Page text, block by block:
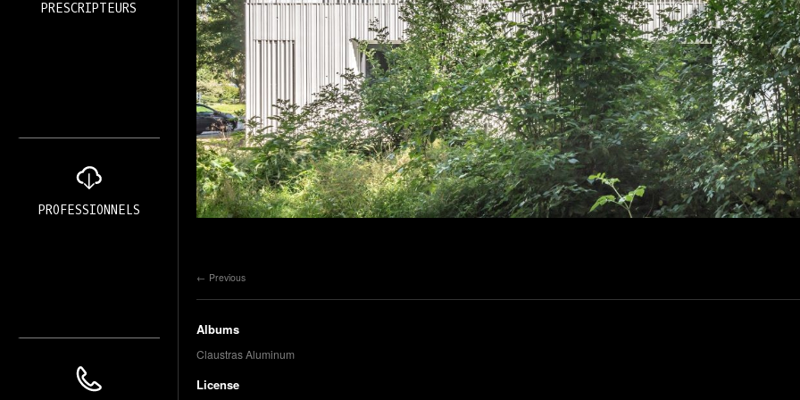
PRESCRIPTEURS
PROFESSIONNELS
Previous
Albums
Claustras Aluminum
License